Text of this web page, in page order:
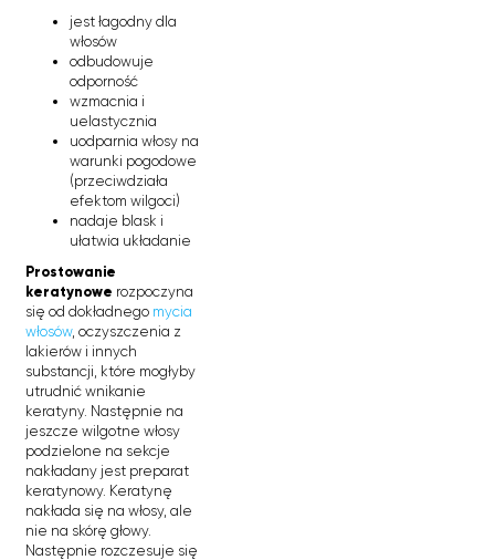
jest łagodny dla
włosów
odbudowuje
odporność
wzmacnia i
uelastycznia
uodparnia włosy na
warunki pogodowe
(przeciwdziała
efektom wilgoci)
nadaje blask i
ułatwia układanie
Prostowanie
keratynowe rozpoczyna
się od dokładnego mycia
włosów, oczyszczenia z
lakierów i innych
substancji, które mogłyby
utrudnić wnikanie
keratyny. Następnie na
jeszcze wilgotne włosy
podzielone na sekcje
nakładany jest preparat
keratynowy. Keratynę
nakłada się na włosy, ale
nie na skórę głowy.
Następnie rozczesuje się